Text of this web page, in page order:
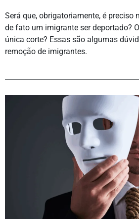
Será que, obrigatoriamente, é
de fato um imigrante ser deportado?
única corte? Essas são algumas
remoção de imigrantes.